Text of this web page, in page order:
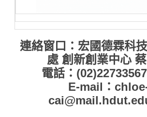
連絡窗口：宏國德霖科
處 創新創業中心
電話：
E-mail：